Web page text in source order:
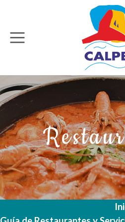
Pasar al contenido principal
Buscar